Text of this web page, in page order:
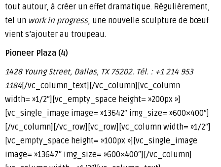
tout autour, à créer un effet dramatique. Régulièrement,
tel un work in progress, une nouvelle sculpture de bœuf
vient s’ajouter au troupeau.
Pioneer Plaza (4)
1428 Young Street, Dallas, TX 75202. Tél. : +1 214 953
1184[/vc_column_text][/vc_column][vc_column
width= »1/2″][vc_empty_space height= »200px »]
[vc_single_image image= »13642″ img_size= »600×400″]
[/vc_column][/vc_row][vc_row][vc_column width= »1/2″]
[vc_empty_space height= »100px »][vc_single_image
image= »13647″ img_size= »600×400″][/vc_column]